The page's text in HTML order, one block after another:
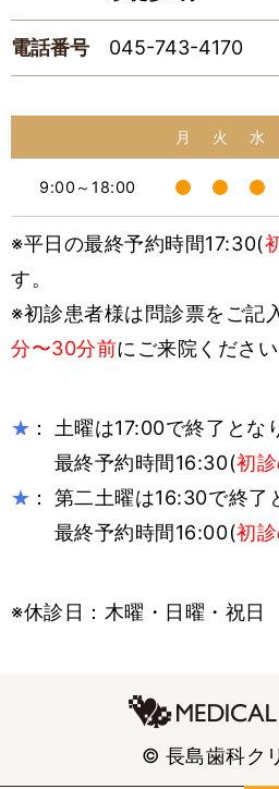
電話番号 045-743-4170
月 火 水
9:00～18:00
※平日の最終予約時間17:30(
す。
※初診患者様は問診票をご記
分〜30分前にご来院ください
★ ：
土曜は17:00で終了とな
最終予約時間16:30(初
★ ：
第二土曜は16:30で終了
最終予約時間16:00(初
※休診日：木曜・日曜・祝日
© 長島歯科ク